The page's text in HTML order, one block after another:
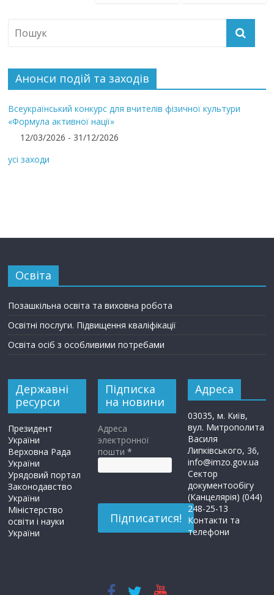
Анонси подій та заходів
Всеукраїнський конкурс для вчителів фізичної культури
«Формула активної нації»
12/03/2026 - 31/12/2026
усі заходи
Освіта
Позашкільна освіта та виховна робота
Освітні послуги. Підвищення кваліфікації
Освіта осіб з особливими потребами
Державні
ресурси
Президент
України
Верховна Рада
України
Урядовий портал
Законодавство
України
Міністерство
освіти і науки
України
Підписка
на новини
Адреса
электронної
пошти*
Адреса
03035, м. Київ,
вул. Митрополита
Василя
Липківського, 36,
info@imzo.gov.ua
Сектор
документообігу
(Канцелярія) (044)
248-25-13
Контакти та
телефони